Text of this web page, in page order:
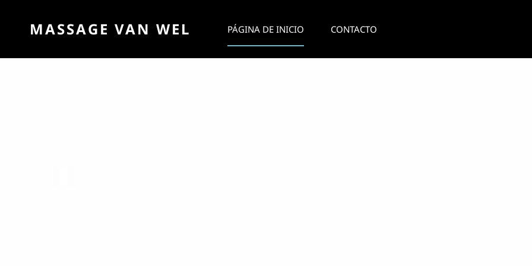
MASSAGE VAN WEL PÁGINA DE INICIO CONTACTO